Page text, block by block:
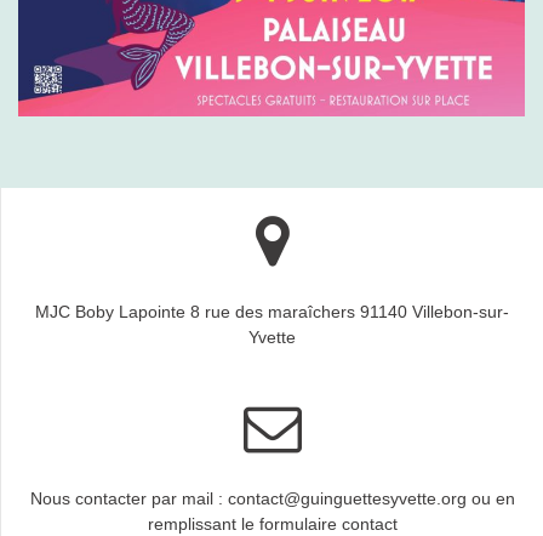
MJC Boby Lapointe 8 rue des maraîchers 91140 Villebon-sur-
Yvette
Nous contacter par mail : contact@guinguettesyvette.org ou en
remplissant le formulaire contact